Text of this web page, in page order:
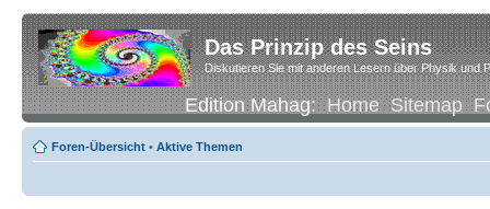
Das Prinzip des Seins
Diskutieren Sie mit anderen Lesern über Physik und
Edition Mahag:Home Sitemap
Foren-Übersicht • Aktive Themen